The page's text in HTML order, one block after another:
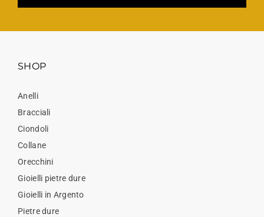
SHOP
Anelli
Bracciali
Ciondoli
Collane
Orecchini
Gioielli pietre dure
Gioielli in Argento
Pietre dure